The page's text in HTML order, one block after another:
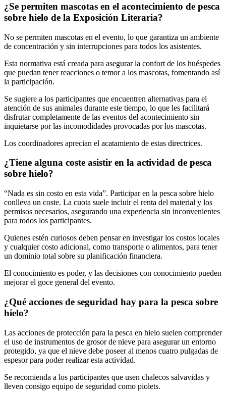
¿Se permiten mascotas en el acontecimiento de pesca
sobre hielo de la Exposición Literaria?
No se permiten mascotas en el evento, lo que garantiza un ambiente
de concentración y sin interrupciones para todos los asistentes.
Esta normativa está creada para asegurar la confort de los huéspedes
que puedan tener reacciones o temor a los mascotas, fomentando así
la participación.
Se sugiere a los participantes que encuentren alternativas para el
atención de sus animales durante este tiempo, lo que les facilitará
disfrutar completamente de las eventos del acontecimiento sin
inquietarse por las incomodidades provocadas por los mascotas.
Los coordinadores aprecian el acatamiento de estas directrices.
¿Tiene alguna coste asistir en la actividad de pesca
sobre hielo?
“Nada es sin costo en esta vida”. Participar en la pesca sobre hielo
conlleva un coste. La cuota suele incluir el renta del material y los
permisos necesarios, asegurando una experiencia sin inconvenientes
para todos los participantes.
Quienes estén curiosos deben pensar en investigar los costos locales
y cualquier costo adicional, como transporte o alimentos, para tener
un dominio total sobre su planificación financiera.
El conocimiento es poder, y las decisiones con conocimiento pueden
mejorar el goce general del evento.
¿Qué acciones de seguridad hay para la pesca sobre
hielo?
Las acciones de protección para la pesca en hielo suelen comprender
el uso de instrumentos de grosor de nieve para asegurar un entorno
protegido, ya que el nieve debe poseer al menos cuatro pulgadas de
espesor para poder realizar esta actividad.
Se recomienda a los participantes que usen chalecos salvavidas y
lleven consigo equipo de seguridad como piolets.